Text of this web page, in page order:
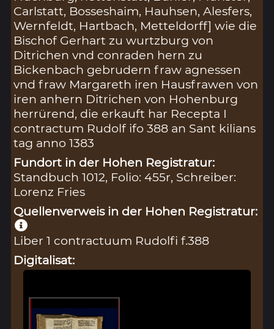
Carlstatt, Bosseshaim, Hauhsen, Alesfers,
Wernfeldt, Hartbach, Metteldorff] wie die
Bischof Gerhart zu wurtzburg von
Ditrichen vnd conraden hern zu
Bickenbach gebrudern fraw agnessen
vnd fraw Margareth iren Hausfrawen von
iren anhern Ditrichen von Hohenburg
herrürend, die erkauft har Recepta I
contractum Rudolf ifo 388 an Sant kilians
tag anno 1383
Fundort in der Hohen Registratur:
Standbuch 1012, Folio: 455r, Schreiber:
Lorenz Fries
Quellenverweis in der Hohen Registratur:
Liber 1 contractuum Rudolfi f.388
Digitalisat: